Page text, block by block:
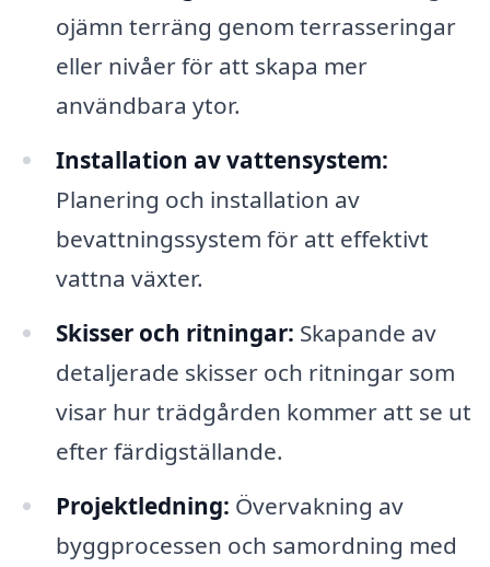
ojämn terräng genom terrasseringar
eller nivåer för att skapa mer
användbara ytor.
Installation av vattensystem:
Planering och installation av
bevattningssystem för att effektivt
vattna växter.
Skisser och ritningar: Skapande av
detaljerade skisser och ritningar som
visar hur trädgården kommer att se ut
efter färdigställande.
Projektledning: Övervakning av
byggprocessen och samordning med